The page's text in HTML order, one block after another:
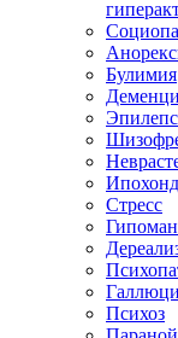
Булимия
Стресс
Психоз